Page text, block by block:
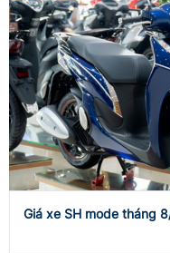
Giá xe SH mode tháng